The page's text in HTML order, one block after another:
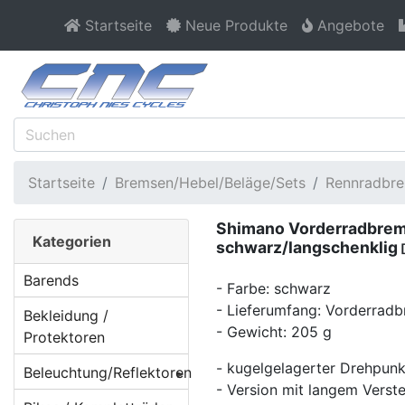
Startseite Neue Produkte Angebote
Startseite Bremsen/Hebel/Beläge/Sets
Shimano
schwarz/langschenklig
- Farbe: schwarz
- Lieferumfang:
- Gewicht: 205 g
- kugelgelagerter
- Version mit langem
Kategorien
Barends
Bekleidung /
Protektoren
Beleuchtung/Reflektoren